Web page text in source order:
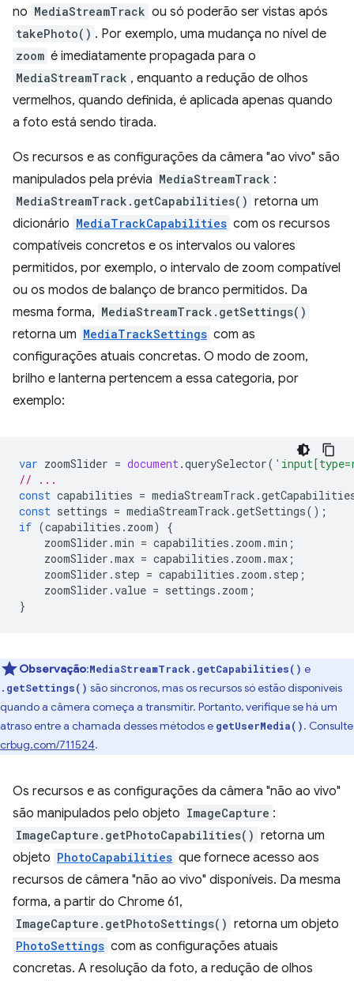
no MediaStreamTrack ou só poderão ser vistas após
takePhoto() . Por exemplo, uma mudança no nível de
zoom é imediatamente propagada para o
MediaStreamTrack , enquanto a redução de olhos
vermelhos, quando definida, é aplicada apenas quando
a foto está sendo tirada.
Os recursos e as configurações da câmera "ao vivo" são
manipulados pela prévia MediaStreamTrack :
MediaStreamTrack.getCapabilities() retorna um
dicionário MediaTrackCapabilities com os recursos
compatíveis concretos e os intervalos ou valores
permitidos, por exemplo, o intervalo de zoom compatível
ou os modos de balanço de branco permitidos. Da
mesma forma, MediaStreamTrack.getSettings()
retorna um MediaTrackSettings com as
configurações atuais concretas. O modo de zoom,
brilho e lanterna pertencem a essa categoria, por
exemplo:
var zoomSlider = document.querySelector(
// ...
const capabilities = mediaStreamTrack .
const settings = mediaStreamTrack .getSettings();
if (capabilities . zoom)
{
zoomSlider .min = capabilities . zoom .min ;
zoomSlider .max = capabilities . zoom .max ;
zoomSlider . step = capabilities . zoom . step ;
zoomSlider .value = settings . zoom ;
}
Observação:MediaStreamTrack.getCapabilities() e
.getSettings() são síncronos, mas os recursos só estão disponíveis
quando a câmera começa a transmitir. Portanto, verifique se há um
atraso entre a chamada desses métodos e getUserMedia(). Consulte
crbug.com/711524.
Os recursos e as configurações da câmera "não ao vivo"
são manipulados pelo objeto ImageCapture :
ImageCapture.getPhotoCapabilities() retorna um
objeto PhotoCapabilities que fornece acesso aos
recursos de câmera "não ao vivo" disponíveis. Da mesma
forma, a partir do Chrome 61,
ImageCapture.getPhotoSettings() retorna um objeto
PhotoSettings com as configurações atuais
concretas. A resolução da foto, a redução de olhos